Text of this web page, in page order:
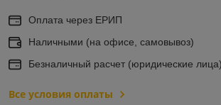
Оплата через ЕРИП
Наличными (на офисе, самовывоз)
Безналичный расчет (юридические лица)
Все условия оплаты